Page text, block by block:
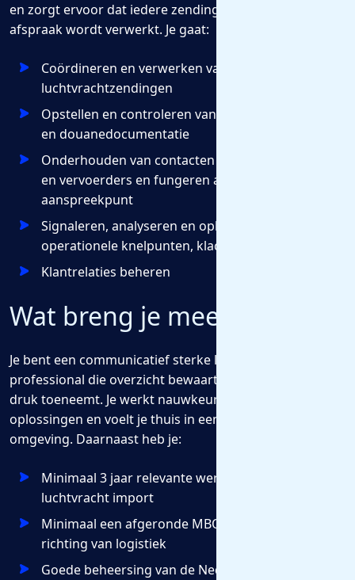
en zorgt ervoor dat iedere zending op tijd en volgens
afspraak wordt verwerkt. Je gaat:
Coördineren en verwerken van import
luchtvrachtzendingen
Opstellen en controleren van transport-, vracht-
en douanedocumentatie
Onderhouden van contacten met klanten, carriers
en vervoerders en fungeren als eerste
aanspreekpunt
Signaleren, analyseren en oplossen van
operationele knelpunten, klachten en afwijkingen
Klantrelaties beheren
Wat breng je mee?
Je bent een communicatief sterke logistieke
professional die overzicht bewaart, ook wanneer de
druk toeneemt. Je werkt nauwkeurig, denkt in
oplossingen en voelt je thuis in een internationale
omgeving. Daarnaast heb je:
Minimaal 3 jaar relevante werkervaring binnen
luchtvracht import
Minimaal een afgeronde MBO-4 opleiding in de
richting van logistiek
Goede beheersing van de Nederlandse en Engelse